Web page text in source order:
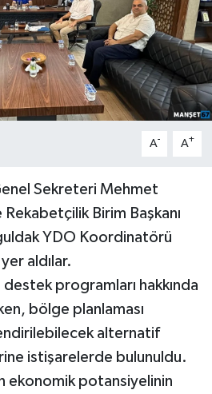
A- A+
Sekreteri Mehmet
Birim Başkanı
YDO Koordinatörü
aldılar.
destek programları hakkında
bölge planlaması
alternatif
istişarelerde bulunuldu.
ekonomik potansiyelinin